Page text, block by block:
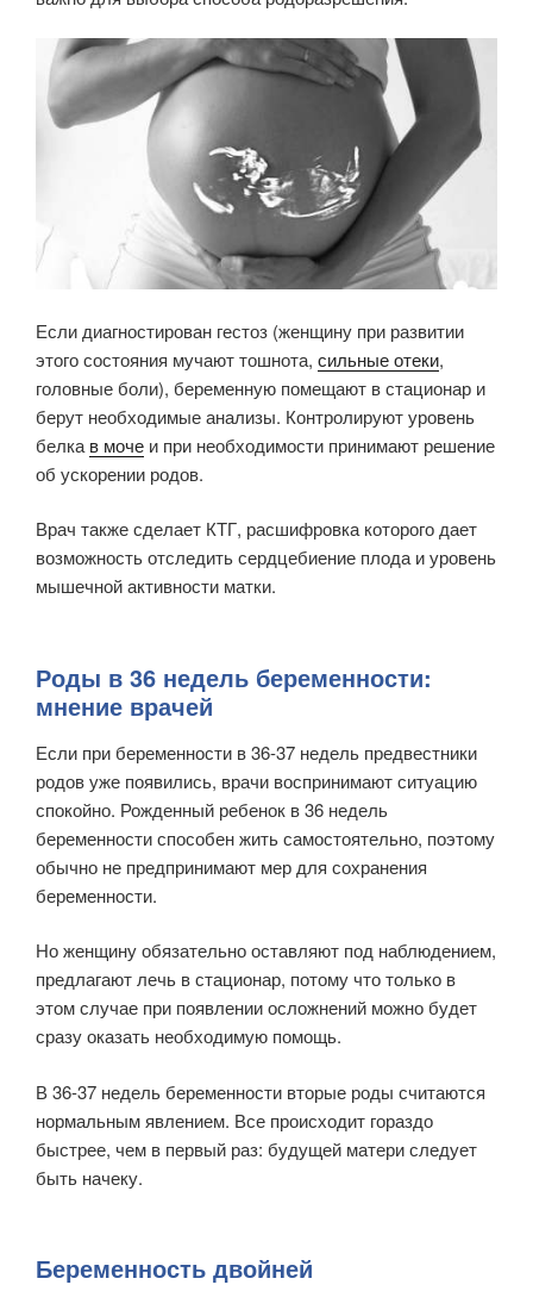
Если диагностирован гестоз (женщину при развитии
этого состояния мучают тошнота, сильные отеки,
головные боли), беременную помещают в стационар и
берут необходимые анализы. Контролируют уровень
белка в моче и при необходимости принимают решение
об ускорении родов.
Врач также сделает КТГ, расшифровка которого дает
возможность отследить сердцебиение плода и уровень
мышечной активности матки.
Роды в 36 недель беременности:
мнение врачей
Если при беременности в 36-37 недель предвестники
родов уже появились, врачи воспринимают ситуацию
спокойно. Рожденный ребенок в 36 недель
беременности способен жить самостоятельно, поэтому
обычно не предпринимают мер для сохранения
беременности.
Но женщину обязательно оставляют под наблюдением,
предлагают лечь в стационар, потому что только в
этом случае при появлении осложнений можно будет
сразу оказать необходимую помощь.
В 36-37 недель беременности вторые роды считаются
нормальным явлением. Все происходит гораздо
быстрее, чем в первый раз: будущей матери следует
быть начеку.
Беременность двойней